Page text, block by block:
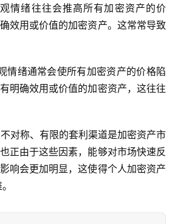
观情绪往往会推高所有加密资产的价
效用或价值的加密资产。这常常导致
情绪通常会使所有加密资产的价格陷
明确效用或价值的加密资产，这往往
对称、有限的套利渠道是加密资产市
正由于这些因素，能够对市场快速反
响会更加明显，这使得个人加密资产